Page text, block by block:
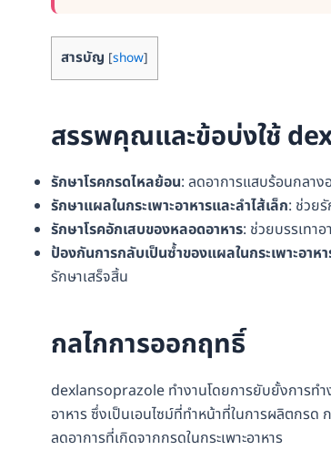
สารบัญ [show]
สรรพคุณและข้อบ่งใช้
รักษาโรคกรดไหลย้อน: ลดอาการแสบร้อนกลาง
รักษาแผลในกระเพาะอาหารและลำไส้เล็ก: ช่วย
รักษาโรคอักเสบของหลอดอาหาร: ช่วยบรรเทา
ป้องกันการกลับเป็นซ้ำของแผลในกระเพาะอาหา
รักษาเสร็จสิ้น
กลไกการออกฤทธิ์
dexlansoprazole ทำงานโดยการยับยั้งการทำ
อาหาร ซึ่งเป็นเอนไซม์ที่ทำหน้าที่ในการผลิตกรด
ลดอาการที่เกิดจากกรดในกระเพาะอาหาร